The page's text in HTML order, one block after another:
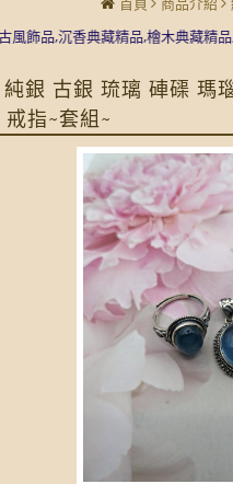
,沉香典藏精品,檜木典藏精品,檜木
純銀 古銀 琉璃 硨磲 瑪
戒指~套組~